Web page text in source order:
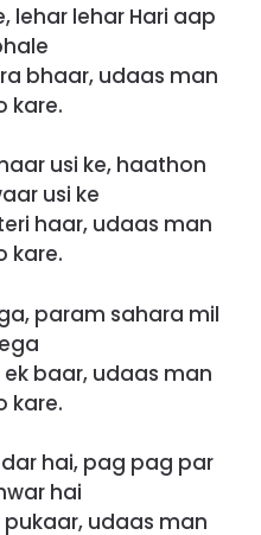
lehar lehar Hari aap
bhaar, udaas man
kare.
usi ke, haathon
usi ke
haar, udaas man
kare.
param sahara mil
baar, udaas man
kare.
hai, pag pag par
hai
udaas man